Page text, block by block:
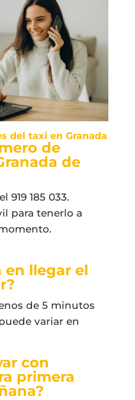
del taxi en Granada
de
de
919 185 033.
para tenerlo a
en llegar el
de 5 minutos
variar en
con
primera